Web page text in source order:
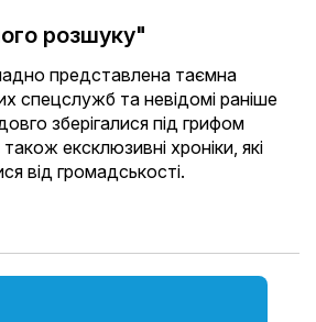
розшуку"
представлена ​​таємна
спецслужб та невідомі раніше
довго зберігалися під грифом
ексклюзивні хроніки, які
від громадськості.